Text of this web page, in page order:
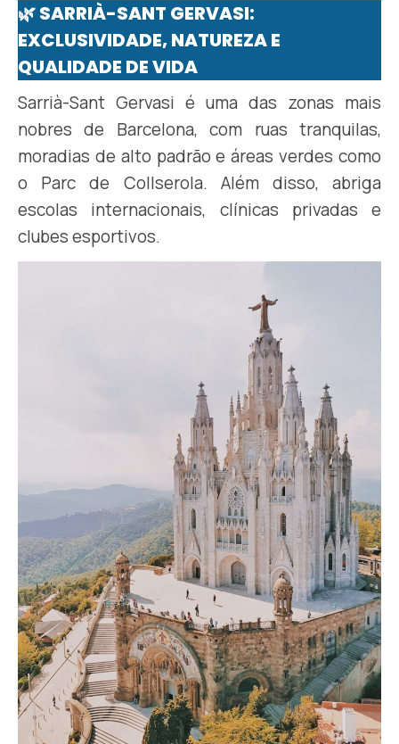
🌿 SARRIÀ-SANT GERVASI:
EXCLUSIVIDADE, NATUREZA E
QUALIDADE DE VIDA
Sarrià-Sant Gervasi é uma das zonas mais
nobres de Barcelona, com ruas tranquilas,
moradias de alto padrão e áreas verdes como
o Parc de Collserola. Além disso, abriga
escolas internacionais, clínicas privadas e
clubes esportivos.